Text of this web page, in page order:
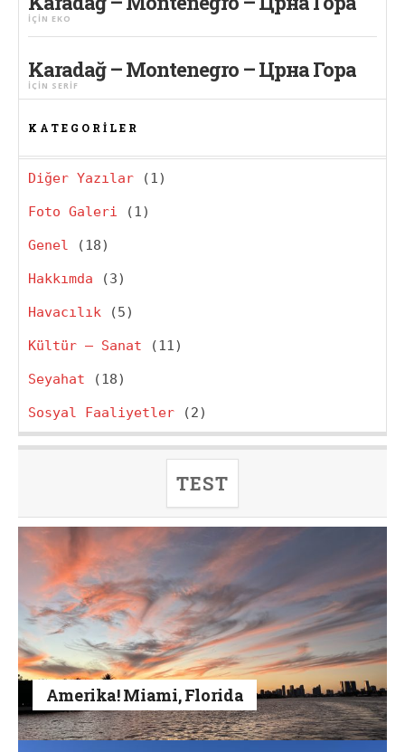
IÇIN EKO
Karadağ – Montenegro – Црна Гора
IÇIN SERIF
KATEGORILER
Diğer Yazılar (1)
Foto Galeri (1)
Genel (18)
Hakkımda (3)
Havacılık (5)
Kültür – Sanat (11)
Seyahat (18)
Sosyal Faaliyetler (2)
TEST
Amerika! Miami, Florida